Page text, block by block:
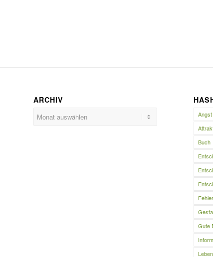
ARCHIV
Angst
Buch
Fehler
Gute
Leben